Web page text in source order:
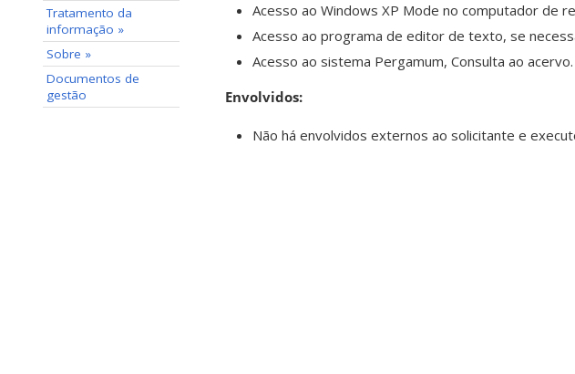
Tratamento da
informação »
Sobre »
Documentos de
gestão
Acesso ao Windows XP Mode no computador de
Acesso ao programa de editor de texto, se
Acesso ao sistema Pergamum, Consulta ao acervo.
Envolvidos:
Não há envolvidos externos ao solicitante e